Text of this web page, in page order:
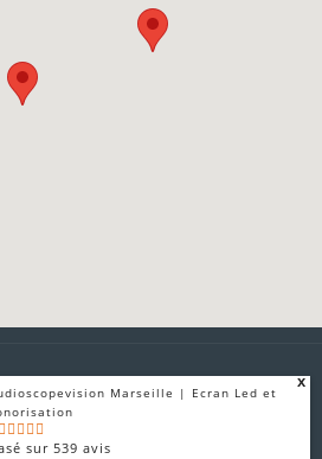
Marseille | Ecran Led et
sur539 avis
x